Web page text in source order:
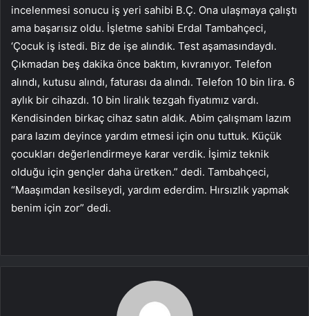
incelenmesi sonucu iş yeri sahibi B.Ç. Ona ulaşmaya çalıştı
ama başarısız oldu. İşletme sahibi Erdal Tambahçeci,
‘Çocuk iş istedi. Biz de işe alındık. Test aşamasındaydı.
Çıkmadan beş dakika önce baktım, kıvranıyor. Telefon
alındı, kutusu alındı, faturası da alındı. Telefon 10 bin lira. 6
aylık bir cihazdı. 10 bin liralık tezgah fiyatımız vardı.
Kendisinden birkaç cihaz satın aldık. Abim çalışmam lazım
para lazım deyince yardım etmesi için onu tuttuk. Küçük
çocukları değerlendirmeye karar verdik. İşimiz teknik
olduğu için gençler daha üretken.” dedi. Tambahçeci,
“Maaşımdan kesilseydi, yardım ederdim. Hırsızlık yapmak
benim için zor” dedi.